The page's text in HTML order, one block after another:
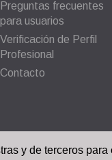
Preguntas frecuentes
para usuarios
Verificación de Perfil
Profesional
Contacto
y de terceros